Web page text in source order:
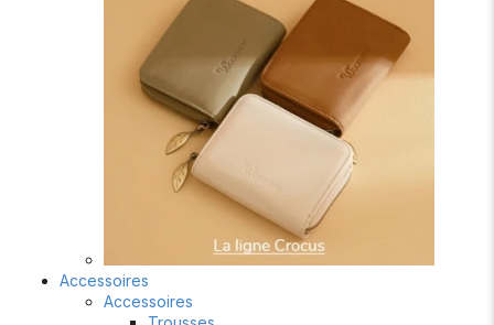
Accessoires
Accessoires